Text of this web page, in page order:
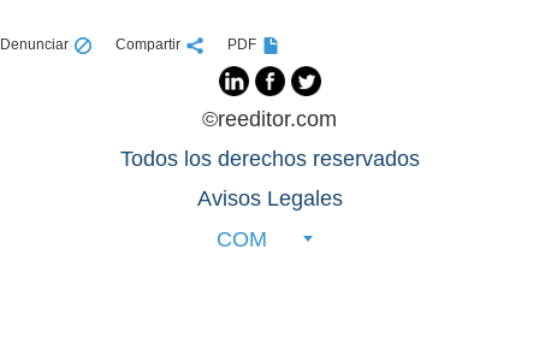
Denunciar Compartir PDF
©reeditor.com
Todos los derechos reservados
Avisos Legales